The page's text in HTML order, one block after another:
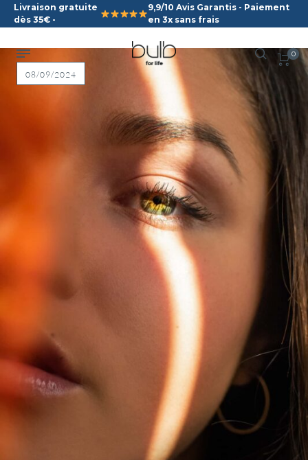
Livraison gratuite
dès 35€ -
9,9/10 Avis Garantis - Paiement
en 3x sans frais
0
08/09/2024